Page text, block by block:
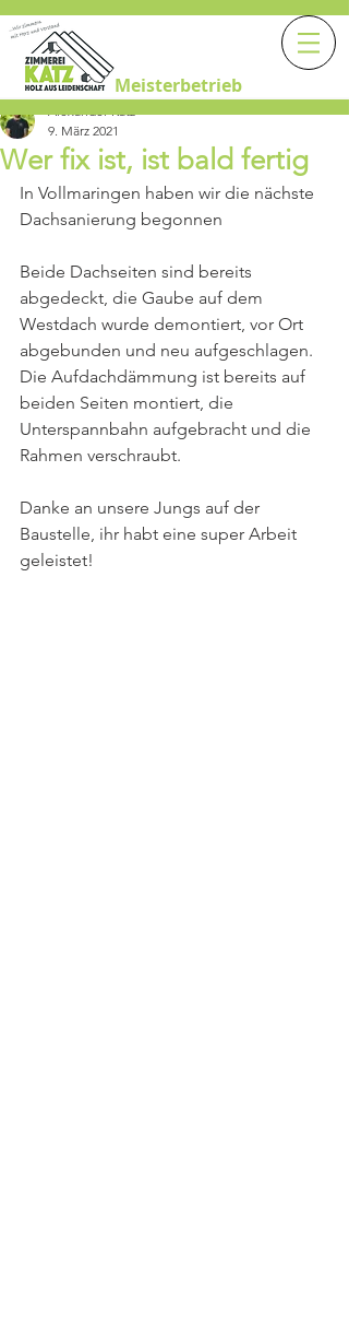
Meisterbetrieb
Wer fix ist, ist bald fertig
Alexander Katz
9. März 2021
In Vollmaringen haben wir die nächste
Dachsanierung begonnen
Beide Dachseiten sind bereits
abgedeckt, die Gaube auf dem
Westdach wurde demontiert, vor Ort
abgebunden und neu aufgeschlagen.
Die Aufdachdämmung ist bereits auf
beiden Seiten montiert, die
Unterspannbahn aufgebracht und die
Rahmen verschraubt.
Danke an unsere Jungs auf der
Baustelle, ihr habt eine super Arbeit
geleistet!